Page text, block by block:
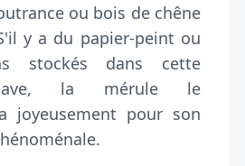
ou bois de chêne
y a du papier-peint ou
stockés dans cette
la mérule le
joyeusement pour son